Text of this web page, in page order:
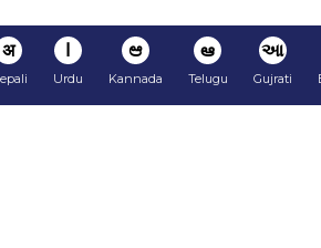
अ ا
Urdu
ಆ
Kannada
ఆ
Telugu
આ
Gujrati